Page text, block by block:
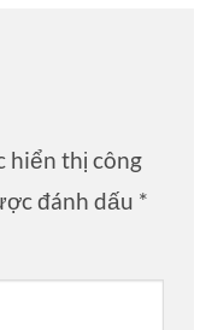
hiển thị công
đánh dấu *